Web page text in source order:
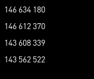
146 634 180
146 612 370
143 608 339
143 562 522